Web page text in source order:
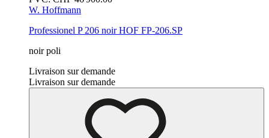
W. Hoffmann
Professionel P 206 noirHOF FP-206.SP
noir poli
Livraison sur demande
Livraison sur demande